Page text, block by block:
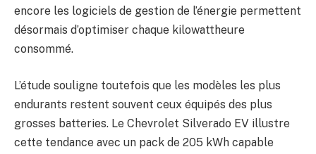
encore les logiciels de gestion de l’énergie permettent
désormais d’optimiser chaque kilowattheure
consommé.
L’étude souligne toutefois que les modèles les plus
endurants restent souvent ceux équipés des plus
grosses batteries. Le Chevrolet Silverado EV illustre
cette tendance avec un pack de 205 kWh capable